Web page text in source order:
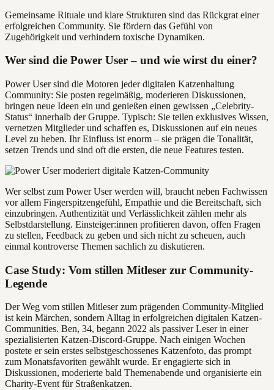
Gemeinsame Rituale und klare Strukturen sind das Rückgrat einer
erfolgreichen Community. Sie fördern das Gefühl von
Zugehörigkeit und verhindern toxische Dynamiken.
Wer sind die Power User – und wie wirst du einer?
Power User sind die Motoren jeder digitalen Katzenhaltung
Community: Sie posten regelmäßig, moderieren Diskussionen,
bringen neue Ideen ein und genießen einen gewissen „Celebrity-
Status“ innerhalb der Gruppe. Typisch: Sie teilen exklusives Wissen,
vernetzen Mitglieder und schaffen es, Diskussionen auf ein neues
Level zu heben. Ihr Einfluss ist enorm – sie prägen die Tonalität,
setzen Trends und sind oft die ersten, die neue Features testen.
Wer selbst zum Power User werden will, braucht neben Fachwissen
vor allem Fingerspitzengefühl, Empathie und die Bereitschaft, sich
einzubringen. Authentizität und Verlässlichkeit zählen mehr als
Selbstdarstellung. Einsteiger:innen profitieren davon, offen Fragen
zu stellen, Feedback zu geben und sich nicht zu scheuen, auch
einmal kontroverse Themen sachlich zu diskutieren.
Case Study: Vom stillen Mitleser zur Community-
Legende
Der Weg vom stillen Mitleser zum prägenden Community-Mitglied
ist kein Märchen, sondern Alltag in erfolgreichen digitalen Katzen-
Communities. Ben, 34, begann 2022 als passiver Leser in einer
spezialisierten Katzen-Discord-Gruppe. Nach einigen Wochen
postete er sein erstes selbstgeschossenes Katzenfoto, das prompt
zum Monatsfavoriten gewählt wurde. Er engagierte sich in
Diskussionen, moderierte bald Themenabende und organisierte ein
Charity-Event für Straßenkatzen.